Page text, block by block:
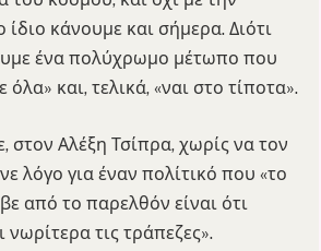
ίδιο κάνουμε και σήμερα. Διότι
ένα πολύχρωμο μέτωπο που
όλα» και, τελικά, «ναι στο τίποτα».
στον Αλέξη Τσίπρα, χωρίς να τον
λόγο για έναν πολίτικό που «το
από το παρελθόν είναι ότι
νωρίτερα τις τράπεζες».